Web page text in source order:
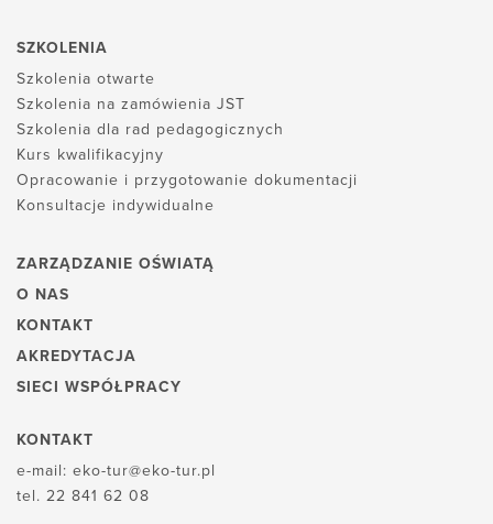
SZKOLENIA
Szkolenia otwarte
Szkolenia na zamówienia JST
Szkolenia dla rad pedagogicznych
Kurs kwalifikacyjny
Opracowanie i przygotowanie dokumentacji
Konsultacje indywidualne
ZARZĄDZANIE OŚWIATĄ
O NAS
KONTAKT
AKREDYTACJA
SIECI WSPÓŁPRACY
KONTAKT
e-mail: eko-tur@eko-tur.pl
tel. 22 841 62 08